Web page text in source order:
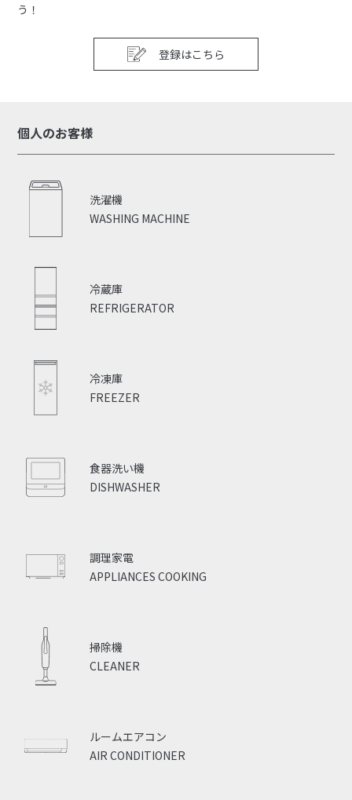
う！
登録はこちら
個人のお客様
WASHING MACHINE
洗濯機
REFRIGERATOR
冷蔵庫
FREEZER
冷凍庫
DISHWASHER
食器洗い機
APPLIANCES COOKING
調理家電
CLEANER
掃除機
AIR CONDITIONER
ルームエアコン